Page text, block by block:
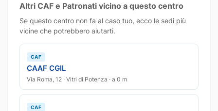
Altri CAF e Patronati vicino a questo centro
Se questo centro non fa al caso tuo, ecco le sedi più
vicine che potrebbero aiutarti.
CAF
CAAF CGIL
Via Roma, 12 · Vitri di Potenza · a 0 m
CAF